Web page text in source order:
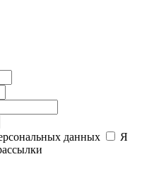
данных
Я